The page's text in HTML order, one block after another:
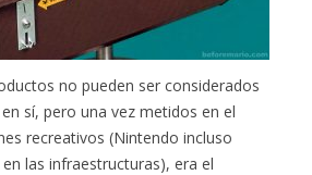
no pueden ser considerados
sí, pero una vez metidos en el
recreativos (Nintendo incluso
las infraestructuras), era el